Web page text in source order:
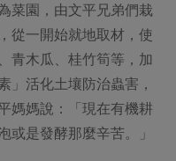
菜園，由文平兄弟們栽
從一開始就地取材，使
青木瓜、桂竹筍等，加
」活化土壤防治蟲害，
媽媽說：「現在有機耕
或是發酵那麼辛苦。」